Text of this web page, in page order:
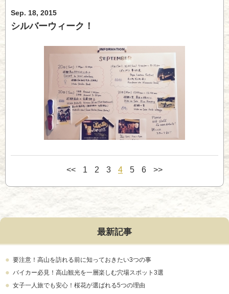
Sep. 18, 2015
シルバーウィーク！
<< 1 2 3 4 5 6 >>
最新記事
要注意！高山を訪れる前に知っておきたい3つの事
バイカー必見！高山観光を一層楽しむ穴場スポット3選
女子一人旅でも安心！桜花が選ばれる5つの理由